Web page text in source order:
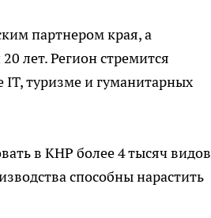
партнером края, а
лет. Регион стремится
IT, туризме и гуманитарных
в КНР более 4 тысяч видов
способны нарастить